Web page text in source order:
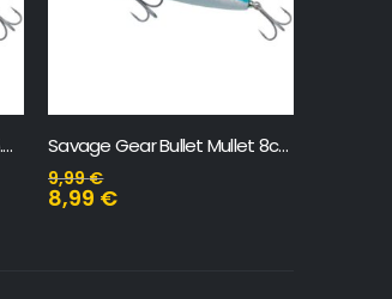
Savage Gear Bullet Mullet 5.5cm Savage Gear Bullet Mullet 8cm
9,99€
8,99 €